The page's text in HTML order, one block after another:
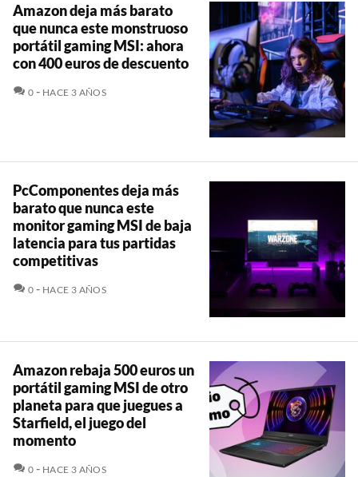
Amazon deja más barato
que nunca este monstruoso
portátil gaming MSI: ahora
con 400 euros de descuento
0 COMENTARIOS
HACE 3 AÑOS
PcComponentes deja más
barato que nunca este
monitor gaming MSI de baja
latencia para tus partidas
competitivas
0 COMENTARIOS
HACE 3 AÑOS
Amazon rebaja 500 euros un
portátil gaming MSI de otro
planeta para que juegues a
Starfield, el juego del
momento
0 COMENTARIOS
HACE 3 AÑOS